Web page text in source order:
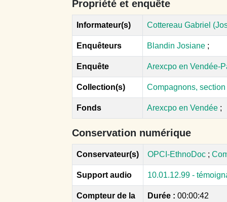
Propriété et enquête
Informateur(s) Cottereau Gabriel
Enquêteurs Blandin Josiane ;
Enquête Arexcpo en Vendée-
Collection(s) Compagnons,
Fonds Arexcpo en Vendée ;
Conservation numérique
Conservateur(s) OPCI-EthnoDoc ;
Support audio 10.01.12.99 -
Compteur de la
Durée : 00:00:42